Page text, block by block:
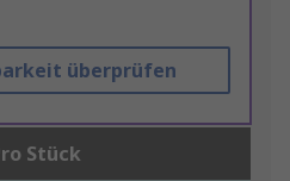
überprüfen
Stück